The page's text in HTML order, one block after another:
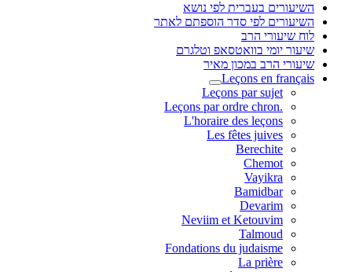
השיעורים בעברית לפי נושא
השיעורים לפי סדר הוספתם לאתר
לוח שיעורי הרב
שיעור יומי בוואטסאפ וטלגרם
שיעורי הרב במכון מאיר
Leçons en français
Leçons par sujet
.Leçons par ordre chron
L'horaire des leçons
Les fêtes juives
Berechite
Chemot
Vayikra
Bamidbar
Devarim
Neviim et Ketouvim
Talmoud
Fondations du judaisme
La prière